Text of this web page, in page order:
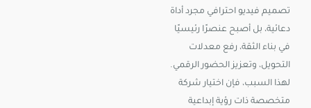
تصميم فيديو احترافي مجرد أداة
دعائية، بل أصبح عنصرًا رئيسيًا
في بناء الثقة، رفع معدلات
التحويل، وتعزيز الحضور الرقمي.
لهذا السبب، فإن اختيار شركة
متخصصة ذات رؤية إبداعية